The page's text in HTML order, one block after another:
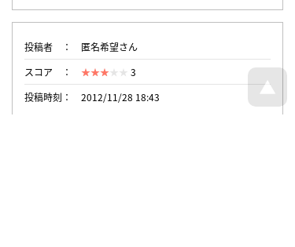
投稿者
匿名希望さん
スコア
3
投稿時刻
2012/11/28 18:43